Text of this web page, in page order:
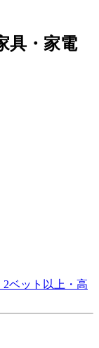
具・家電
ベット以上・高